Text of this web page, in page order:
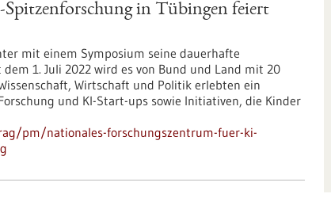
in Tübingen feiert
mit einem Symposium seine dauerhafte
1. Juli 2022 wird es von Bund und Land mit 20
Wirtschaft und Politik erlebten ein
und KI-Start-ups sowie Initiativen, die Kinder
pm/nationales-forschungszentrum-fuer-ki-